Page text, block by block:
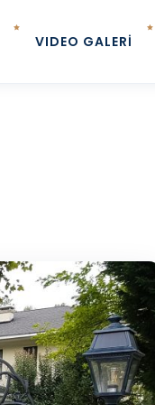
VIDEO GALERI